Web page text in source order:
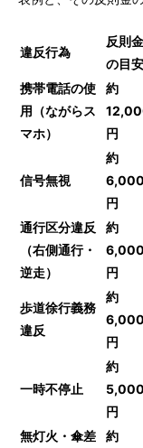
違反行為
反則金
の目安
携帯電話の使
用（ながらス
マホ）
約
円
信号無視
約
6,000
円
通行区分違反
（右側通行・
逆走）
約
6,000
円
歩道徐行義務
違反
約
6,000
円
一時不停止
約
5,000
円
無灯火・傘差
約